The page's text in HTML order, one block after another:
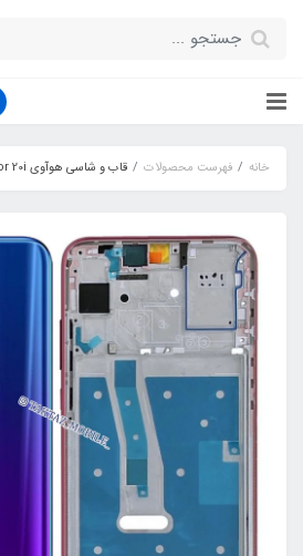
خانه فهرست محصولات قاب و شاسی هوآوی Huawei Honor 20i